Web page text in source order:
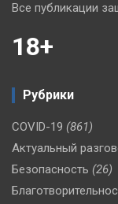
Все публикации
18+
Рубрики
COVID-19 (861)
Актуальный
Безопасность (26)